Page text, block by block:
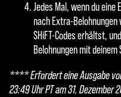
Jedes Mal, wenn du eine
nach Extra-Belohnungen
SHiFT-Codes erhältst,
Belohnungen mit deinem
**** Erfordert eine Ausgabe
23:49 Uhr PT am 31.